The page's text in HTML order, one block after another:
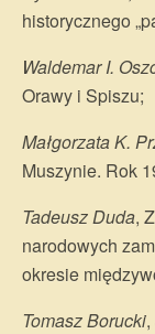
historycznego
Waldemar I.
Orawy i Spiszu;
Małgorzata K.
Muszynie. Rok
Tadeusz Duda,
narodowych
okresie
Tomasz Borucki